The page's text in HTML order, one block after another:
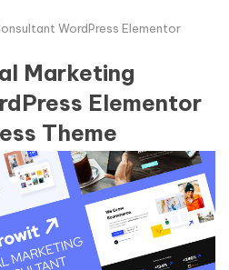
WordPress Elementor
Marketing
Elementor
Theme